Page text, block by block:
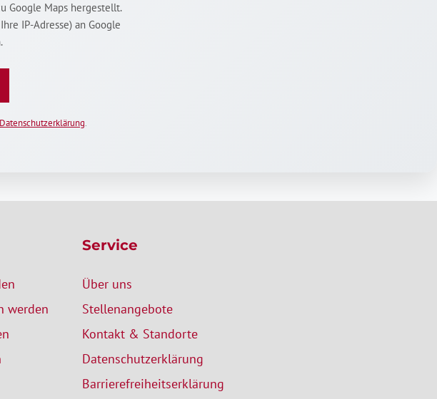
Google Maps hergestellt.
IP-Adresse) an Google
Datenschutzerklärung.
werden
Service
Über uns
Stellenangebote
Kontakt & Standorte
Datenschutzerklärung
Barrierefreiheitserklärung